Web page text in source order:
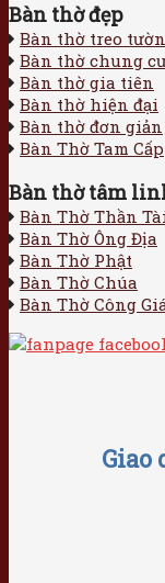
Bàn thờ đẹp
Bàn thờ treo
Bàn thờ chung
Bàn thờ gia tiên
Bàn thờ hiện đại
Bàn thờ đơn giản
Bàn Thờ Tam Cấp
Bàn thờ tâm
Bàn Thờ Thần
Bàn Thờ Ông Địa
Bàn Thờ Phật
Bàn Thờ Chúa
Bàn Thờ Công
Giao